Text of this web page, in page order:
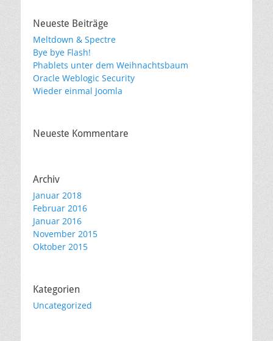
Neueste Beiträge
Meltdown & Spectre
Bye bye Flash!
Phablets unter dem Weihnachtsbaum
Oracle Weblogic Security
Wieder einmal Joomla
Neueste Kommentare
Archiv
Januar 2018
Februar 2016
Januar 2016
November 2015
Oktober 2015
Kategorien
Uncategorized